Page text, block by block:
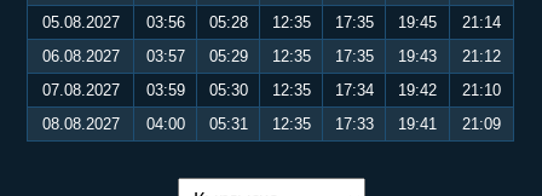
05.08.2027
03:56 05:28 12:35 17:35 19:45
21:14
06.08.2027
03:57 05:29 12:35 17:35 19:43
21:12
07.08.2027
03:59 05:30 12:35 17:34 19:42
21:10
08.08.2027
04:00 05:31 12:35 17:33 19:41 21:09